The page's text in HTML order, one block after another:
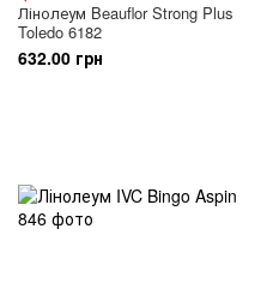
Лінолеум Beauflor Strong Plus
Toledo 6182
632.00 грн